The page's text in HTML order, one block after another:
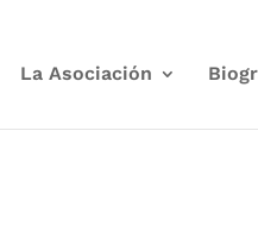
La Asociación